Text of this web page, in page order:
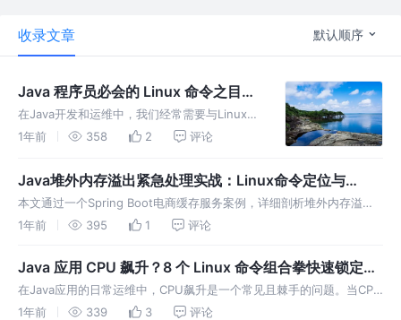
收录文章 默认顺序
Java 程序员必会的 Linux 命令之目录
操作
在Java开发和运维中，我们经常需要与Linux文
件系统进行交互。掌握基本的目录操作命令可以
部署应用程序等。本文将介绍Java程序员必须
1年前 358 2 评论
Java堆外内存溢出紧急处理实战：Linux命令定位与
Spring Boot解决方案
本文通过一个Spring Boot电商缓存服务案例，详细剖析堆外内存溢出
问题的排查与解决。案例中，商品缓存服务使用堆外内存存储Redis数
1年前 395 1 评论
Java 应用 CPU 飙升？8 个 Linux 命令组合拳快速锁定异
常线程
在Java应用的日常运维中，CPU飙升是一个常见且棘手的问题。当CPU
使用率居高不下时，应用的性能会严重下降，甚至可能导致服务不可
1年前 339 3 评论